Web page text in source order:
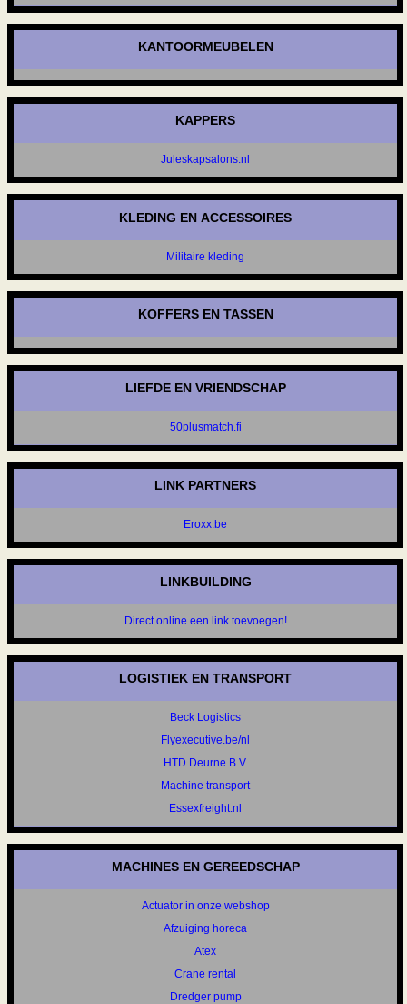
KANTOORMEUBELEN
KAPPERS
Juleskapsalons.nl
KLEDING EN ACCESSOIRES
Militaire kleding
KOFFERS EN TASSEN
LIEFDE EN VRIENDSCHAP
50plusmatch.fi
LINK PARTNERS
Eroxx.be
LINKBUILDING
Direct online een link toevoegen!
LOGISTIEK EN TRANSPORT
Beck Logistics
Flyexecutive.be/nl
HTD Deurne B.V.
Machine transport
Essexfreight.nl
MACHINES EN GEREEDSCHAP
Actuator in onze webshop
Afzuiging horeca
Atex
Crane rental
Dredger pump